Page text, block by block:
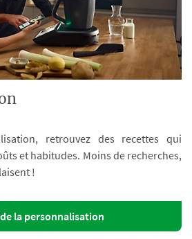
retrouvez des recettes qui
et habitudes. Moins de recherches,
!
la personnalisation